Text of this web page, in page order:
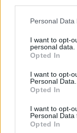
Personal
I want to opt-
personal data.
Opted In
I want to opt-
Personal Data.
Opted In
I want to opt-
Personal Data
Opted In
откриха под
Полша